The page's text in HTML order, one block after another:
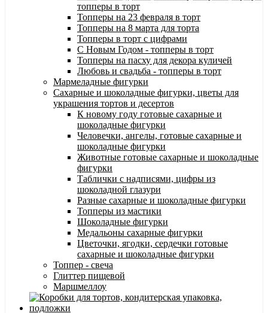
топперы в торт
Топперы на 23 февраля в торт
Топперы на 8 марта для торта
Топперы в торт с цифрами
С Новым Годом - топперы в торт
Топперы на пасху для декора куличей
Любовь и свадьба - топперы в торт
Мармеладные фигурки
Сахарные и шоколадные фигурки, цветы для
украшения тортов и десертов
К новому году готовые сахарные и
шоколадные фигурки
Человечки, ангелы, готовые сахарные и
шоколадные фигурки
Животные готовые сахарные и шоколадные
фигурки
Таблички с надписями, цифры из
шоколадной глазури
Разные сахарные и шоколадные фигурки
Топперы из мастики
Шоколадные фигурки
Медальоны сахарные фигурки
Цветочки, ягодки, сердечки готовые
сахарные и шоколадные фигурки
Топпер - свеча
Глиттер пищевой
Маршмеллоу